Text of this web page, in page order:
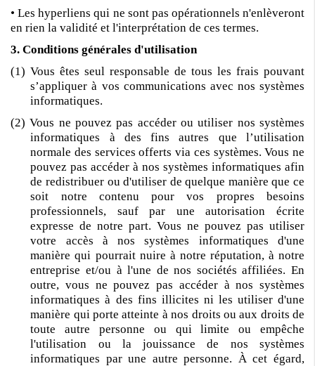
• Les hyperliens qui ne sont pas opérationnels n'enlèveront
en rien la validité et l'interprétation de ces termes.
3. Conditions générales d'utilisation
(1) Vous êtes seul responsable de tous les frais pouvant
s’appliquer à vos communications avec nos systèmes
informatiques.
(2) Vous ne pouvez pas accéder ou utiliser nos systèmes
informatiques à des fins autres que l’utilisation
normale des services offerts via ces systèmes. Vous ne
pouvez pas accéder à nos systèmes informatiques afin
de redistribuer ou d'utiliser de quelque manière que ce
soit notre contenu pour vos propres besoins
professionnels, sauf par une autorisation écrite
expresse de notre part. Vous ne pouvez pas utiliser
votre accès à nos systèmes informatiques d'une
manière qui pourrait nuire à notre réputation, à notre
entreprise et/ou à l'une de nos sociétés affiliées. En
outre, vous ne pouvez pas accéder à nos systèmes
informatiques à des fins illicites ni les utiliser d'une
manière qui porte atteinte à nos droits ou aux droits de
toute autre personne ou qui limite ou empêche
l'utilisation ou la jouissance de nos systèmes
informatiques par une autre personne. À cet égard,